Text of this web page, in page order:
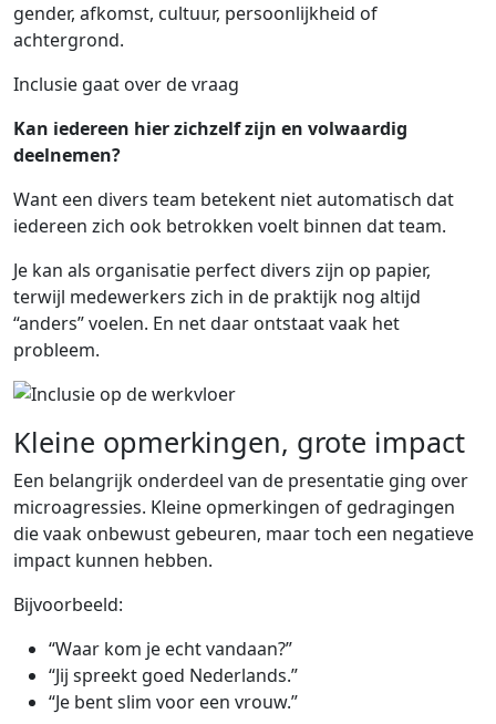
gender, afkomst, cultuur, persoonlijkheid of
achtergrond.
Inclusie gaat over de vraag
Kan iedereen hier zichzelf zijn en volwaardig
deelnemen?
Want een divers team betekent niet automatisch dat
iedereen zich ook betrokken voelt binnen dat team.
Je kan als organisatie perfect divers zijn op papier,
terwijl medewerkers zich in de praktijk nog altijd
“anders” voelen. En net daar ontstaat vaak het
probleem.
Kleine opmerkingen, grote impact
Een belangrijk onderdeel van de presentatie ging over
microagressies. Kleine opmerkingen of gedragingen
die vaak onbewust gebeuren, maar toch een negatieve
impact kunnen hebben.
Bijvoorbeeld:
“Waar kom je echt vandaan?”
“Jij spreekt goed Nederlands.”
“Je bent slim voor een vrouw.”